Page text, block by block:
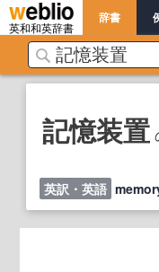
英和和英辞書
辞書
記憶装置
英訳・英語